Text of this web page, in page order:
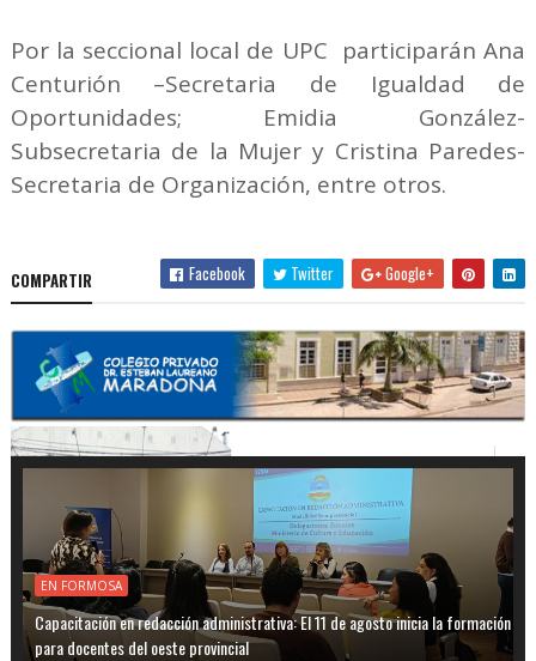
Por la seccional local de UPC participarán Ana
Centurión –Secretaria de Igualdad de
Oportunidades; Emidia González-
Subsecretaria de la Mujer y Cristina Paredes-
Secretaria de Organización, entre otros.
COMPARTIR Facebook Twitter Google+
EN FORMOSA
Capacitación en redacción administrativa: El 11 de agosto inicia la formación
para docentes del oeste provincial